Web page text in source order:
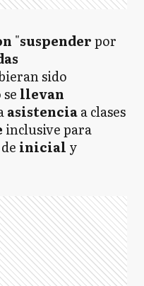
"suspenderpor
sido
llevan
asistenciaa clases
inclusive para
inicial y